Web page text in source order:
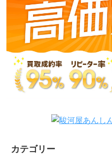
カテゴリー